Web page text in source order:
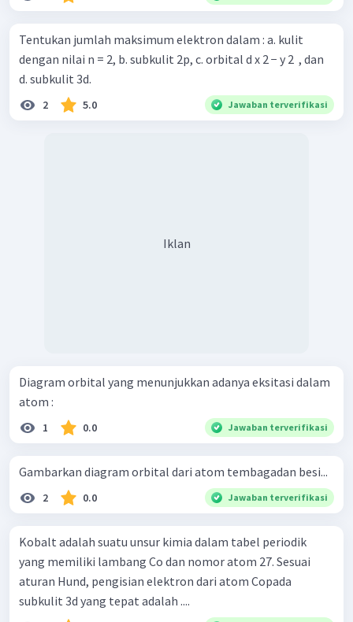
Tentukan jumlah maksimum elektron dalam : a. kulit
dengan nilai n = 2, b. subkulit 2p, c. orbital d x 2 − y 2 ​ , dan
d. subkulit 3d.
2 5.0 Jawaban terverifikasi
Iklan
Diagram orbital yang menunjukkan adanya eksitasi dalam
atom :
1 0.0 Jawaban terverifikasi
Gambarkan diagram orbital dari atom tembagadan besi...
2 0.0 Jawaban terverifikasi
Kobalt adalah suatu unsur kimia dalam tabel periodik
yang memiliki lambang Co dan nomor atom 27. Sesuai
aturan Hund, pengisian elektron dari atom Copada
subkulit 3d yang tepat adalah ....